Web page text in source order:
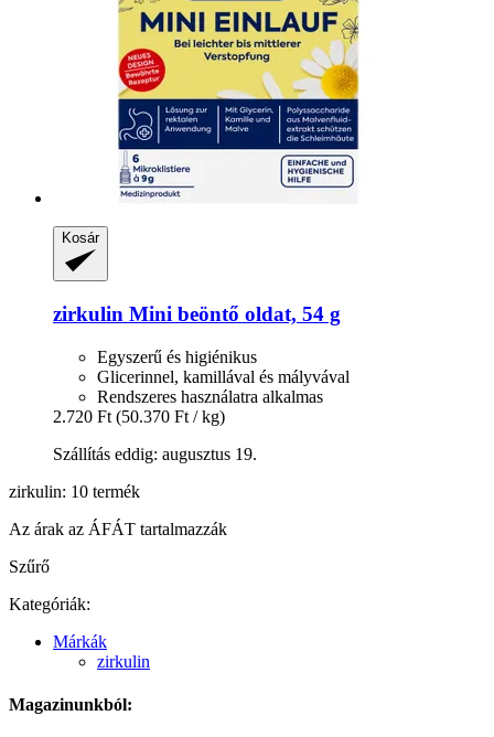
Kosár
zirkulin Mini beöntő oldat, 54 g
Egyszerű és higiénikus
Glicerinnel, kamillával és mályvával
Rendszeres használatra alkalmas
2.720 Ft (50.370 Ft / kg)
Szállítás eddig: augusztus 19.
zirkulin: 10 termék
Az árak az ÁFÁT tartalmazzák
Szűrő
Kategóriák:
Márkák
zirkulin
Magazinunkból: